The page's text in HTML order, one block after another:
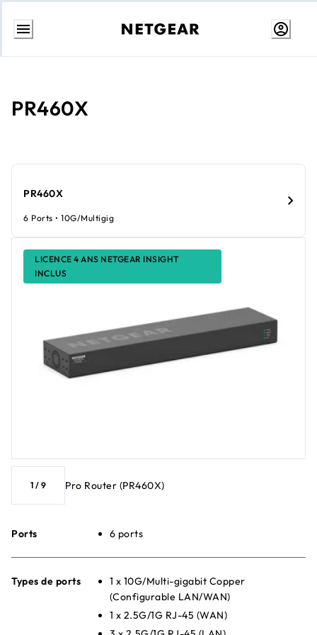
Aller
PR460X
LICENCE 4 ANS NETGEAR INSIGHT
INCLUS
1 / 9 Pro Router (PR460X)
Ports 6 ports
Types de ports
1 x 10G/Multi-gigabit Copper
(Configurable LAN/WAN)
1 x 2.5G/1G RJ-45 (WAN)
PR460X
6 Ports • 10G/Multigig